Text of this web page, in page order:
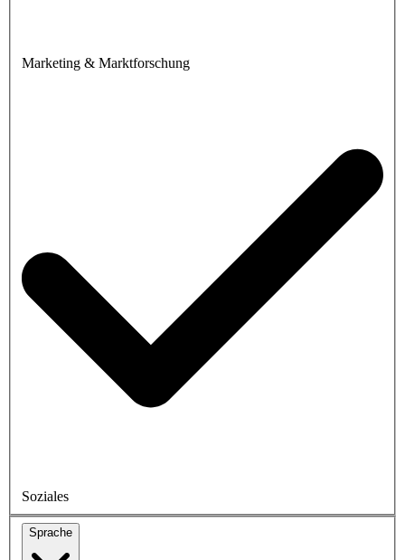
Marketing & Marktforschung
Soziales
Sprache